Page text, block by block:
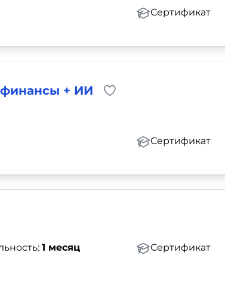
Сертификат
+ ИИ
Сертификат
1 месяц
Сертификат